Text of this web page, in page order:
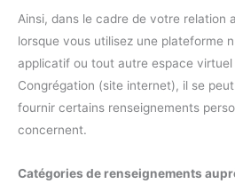
Ainsi, dans le cadre de votre relation
lorsque vous utilisez une plateforme
applicatif ou tout autre espace
Congrégation (site internet), il se
fournir certains renseignements
concernent.
Catégories de renseignements